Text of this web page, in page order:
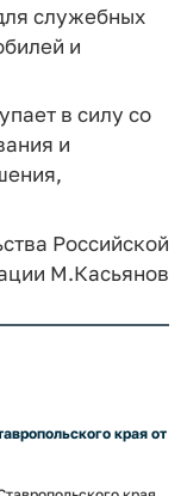
служебных
и
в силу со
и
Российской
М.Касьянов
края от